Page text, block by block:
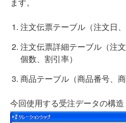
ます。
注文伝票テーブル（注文日
注文伝票詳細テーブル（注
個数、割引率）
商品テーブル（商品番号、商
今回使用する受注データの構造